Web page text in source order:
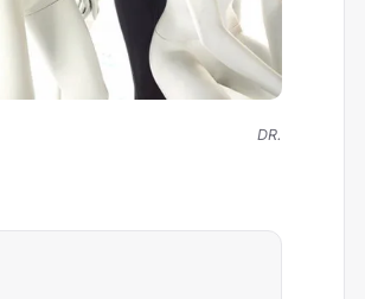
DR.